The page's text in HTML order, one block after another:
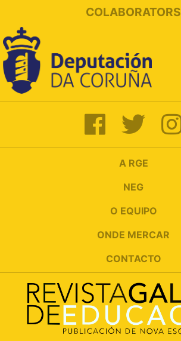
COLABORATORS
A RGE
NEG
O EQUIPO
ONDE MERCAR
CONTACTO